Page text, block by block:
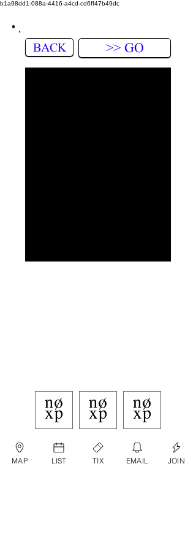
b1a98dd1-088a-4416-a4cd-cd6ff47b49dc
BACK >> GO
MAP LIST TIX EMAIL JOIN